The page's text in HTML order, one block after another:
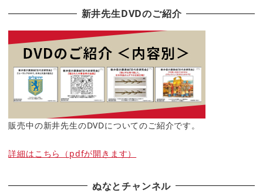
新井先生DVDのご紹介
販売中の新井先生のDVDについてのご紹介です。
詳細はこちら（pdfが開きます）
ぬなとチャンネル